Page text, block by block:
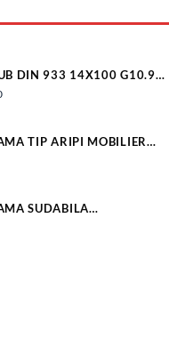
DIN 933 14X100 G10.9
TIP ARIPI MOBILIER
SUDABILA